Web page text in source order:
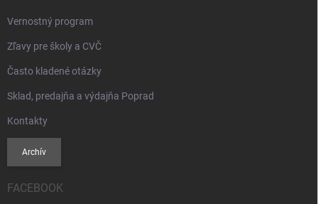
Vernostný program
Zľavy pre školy a CVČ
Často kladené otázky
Sklad, predajňa a výdajňa Poprad
Kontakty
Archív
FACEBOOK